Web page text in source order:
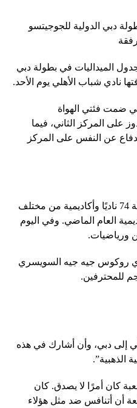
دبي الدولية للجوجيتسو
الميداليات في بطولة دبي
نادي شباب الأهلي يوم الأحد.
ضمت فئتي الهواة
على المركز الثاني، فيما
عن النفس على المركز
وشهدت بطولة هذا العام مشاركة 74 ناديًا وأكاديمية من مختلف
64 ناديًا وأكاديمية العام الماضي. وفي اليوم
روكوس جيه جيه السويسري
إلى دبي، وأن أشارك في هذه
الذهبية”.
كان أمرًا لا يصدق. كان
أن أتنافس ضد مثل هؤلاء